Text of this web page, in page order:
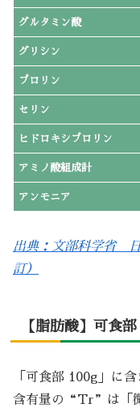
グルタミン酸
グリシン
プロリン
セリン
ヒドロキシプロリン
アミノ酸組成計
アンモニア
出典：文部科学省
訂）
【脂肪酸】可食
「可食部 100g」に
含有量の“Tr”は「